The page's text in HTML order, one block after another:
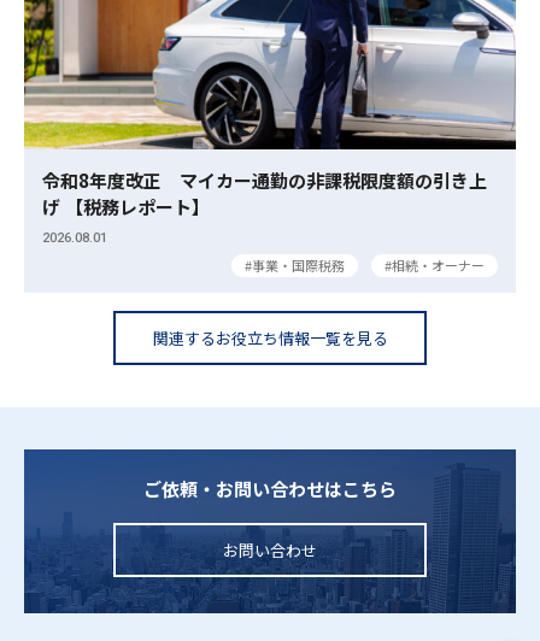
令和8年度改正 マイカー通勤の非課税限度額の引き上
げ 【税務レポート】
2026.08.01
事業・国際税務 相続・オーナー
関連するお役立ち情報一覧を見る
ご依頼・お問い合わせはこちら
お問い合わせ